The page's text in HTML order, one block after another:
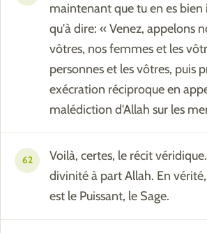
maintenant que tu en es
qu'à dire: « Venez, appelons
vôtres, nos femmes et les
personnes et les vôtres, puis
exécration réciproque en
malédiction d'Allah sur les
62
Voilà, certes, le récit
divinité à part Allah. En
est le Puissant, le Sage.